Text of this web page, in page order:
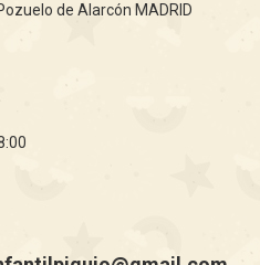
de Alarcón MADRID